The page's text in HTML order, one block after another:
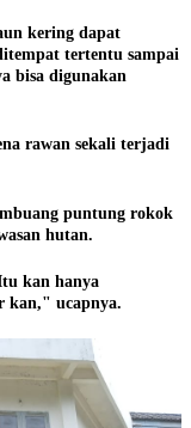
kering dapat
tertentu sampai
bisa digunakan
rawan sekali terjadi
puntung rokok
hutan.
kan hanya
kan," ucapnya.